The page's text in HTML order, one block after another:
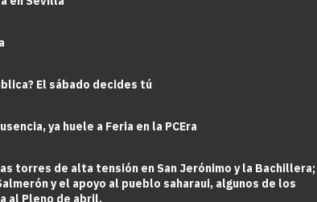
El sábado decides tú
ya huele a Feria en la PCEra
torres de alta tensión en San Jerónimo y la Bachillera;
y el apoyo al pueblo saharaui, algunos de los